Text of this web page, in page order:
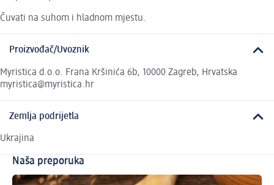
Čuvati na suhom i hladnom mjestu.
Proizvođač/Uvoznik
Myristica d.o.o. Frana Kršinića 6b, 10000 Zagreb, Hrvatska
myristica@myristica.hr
Zemlja podrijetla
Ukrajina
Naša preporuka